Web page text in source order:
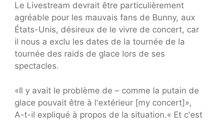
Le Livestream devrait être particulièrement
agréable pour les mauvais fans de Bunny, aux
États-Unis, désireux de le vivre de concert, car
il nous a exclu les dates de la tournée de la
tournée des raids de glace lors de ses
spectacles.
«Il y avait le problème de – comme la putain de
glace pouvait être à l'extérieur [my concert]»,
A-t-il expliqué à propos de la situation.« Et c'est